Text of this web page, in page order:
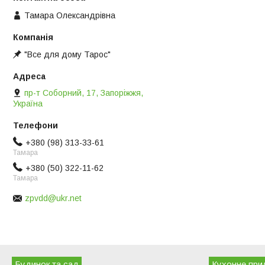
Тамара Олександрівна
"Все для дому Тарос"
пр-т Соборний, 17, Запоріжжя,
Україна
+380 (98) 313-33-61
Тамара
+380 (50) 322-11-62
Тамара
zpvdd@ukr.net